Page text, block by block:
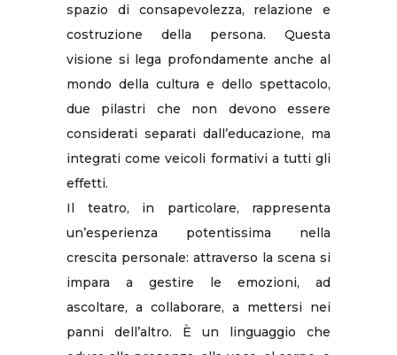
spazio di consapevolezza, relazione e
costruzione della persona. Questa
visione si lega profondamente anche al
mondo della cultura e dello spettacolo,
due pilastri che non devono essere
considerati separati dall’educazione, ma
integrati come veicoli formativi a tutti gli
effetti.
Il teatro, in particolare, rappresenta
un’esperienza potentissima nella
crescita personale: attraverso la scena si
impara a gestire le emozioni, ad
ascoltare, a collaborare, a mettersi nei
panni dell’altro. È un linguaggio che